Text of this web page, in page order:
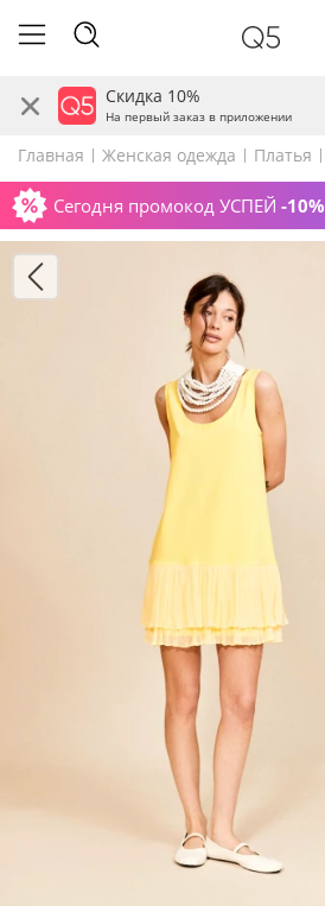
Скидка 10%
На первый заказ в приложении
Главная Женская одежда Платья
Сегодня промокод УСПЕЙ -10%